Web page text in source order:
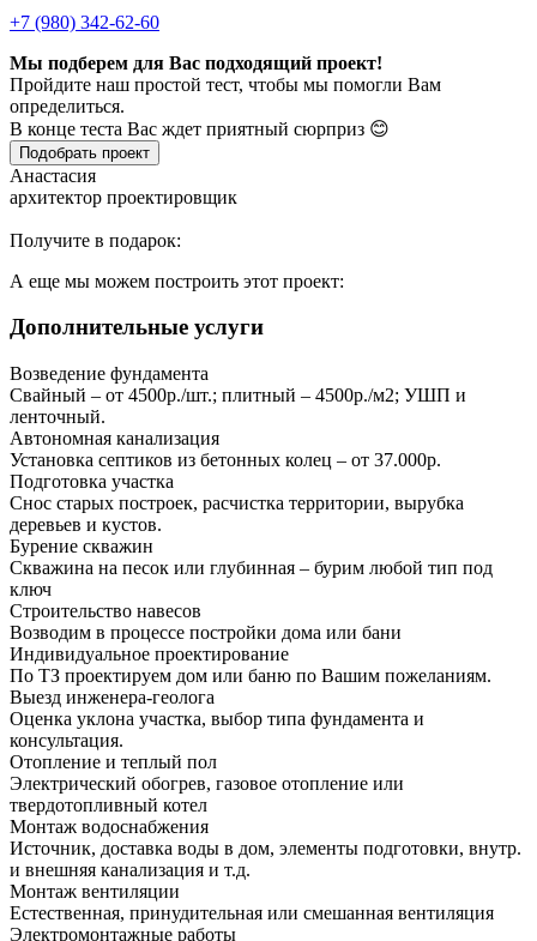
+7 (980) 342-62-60
Мы подберем для Вас подходящий проект!
Пройдите наш простой тест, чтобы мы помогли Вам
определиться.
В конце теста Вас ждет приятный сюрприз 😊
Подобрать проект
Анастасия
архитектор проектировщик
Получите в подарок:
А еще мы можем построить этот проект:
Дополнительные услуги
Возведение фундамента
Свайный – от 4500р./шт.; плитный – 4500р./м2; УШП и
ленточный.
Автономная канализация
Установка септиков из бетонных колец – от 37.000р.
Подготовка участка
Снос старых построек, расчистка территории, вырубка
деревьев и кустов.
Бурение скважин
Скважина на песок или глубинная – бурим любой тип под
ключ
Строительство навесов
Возводим в процессе постройки дома или бани
Индивидуальное проектирование
По ТЗ проектируем дом или баню по Вашим пожеланиям.
Выезд инженера-геолога
Оценка уклона участка, выбор типа фундамента и
консультация.
Отопление и теплый пол
Электрический обогрев, газовое отопление или
твердотопливный котел
Монтаж водоснабжения
Источник, доставка воды в дом, элементы подготовки, внутр.
и внешняя канализация и т.д.
Монтаж вентиляции
Естественная, принудительная или смешанная вентиляция
Электромонтажные работы